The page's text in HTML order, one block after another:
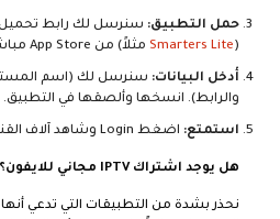
حمل التطبيق: سنرسل لك رابط تحميل
(
Smarters Lite مثلاً) من App Store مباشرة.
أدخل البيانات: سنرسل لك (اسم
والرابط). انسخها وألصقها في التطبيق.
استمتع: اضغط Login وشاهد آلاف القنوات والأفلام فوراً.
هل يوجد اشتراك IPTV مجاني للايفون؟
نحذر بشدة من التطبيقات التي تدعي